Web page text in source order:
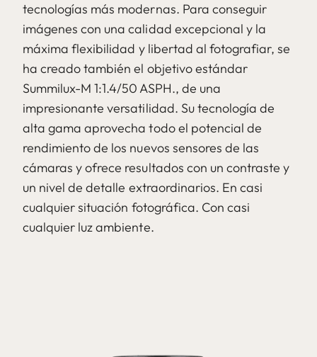
tecnologías más modernas. Para conseguir
imágenes con una calidad excepcional y la
máxima flexibilidad y libertad al fotografiar, se
ha creado también el objetivo estándar
Summilux-M 1:1.4/50 ASPH., de una
impresionante versatilidad. Su tecnología de
alta gama aprovecha todo el potencial de
rendimiento de los nuevos sensores de las
cámaras y ofrece resultados con un contraste y
un nivel de detalle extraordinarios. En casi
cualquier situación fotográfica. Con casi
cualquier luz ambiente.